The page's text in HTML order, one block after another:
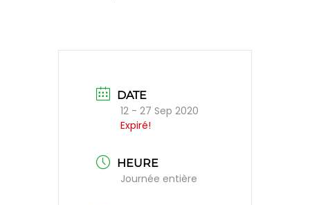
DATE
12 - 27 Sep 2020
Expiré!
HEURE
Journée entière